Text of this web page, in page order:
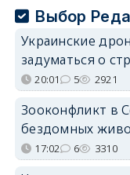
Выбор
Украинские
задуматься о
20:01 5 2921
Зооконфликт в
бездомных
17:02 6 3310